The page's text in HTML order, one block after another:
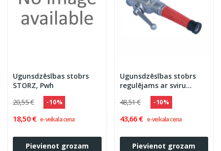
Ugunsdzēsības stobrs
STORZ, Pwh
20,55 €
- 10 %
18,50 € e-veikala cena
Pievienot grozam
Ugunsdzēsības stobrs
regulējams ar sviru
d66mm BOGD, Ukraina
48,51 € - 10 %
43,66 € e-veikala cena
Pievienot grozam